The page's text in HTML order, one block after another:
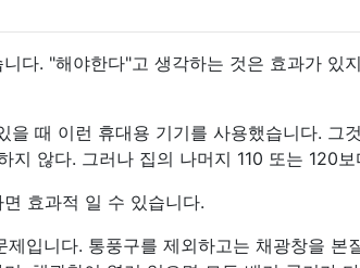
다. "해야한다"고 생각하는 것은 효과가 있
때 이런 휴대용 기기를 사용했습니다. 그
지 않다. 그러나 집의 나머지 110 또는 120보
효과적 일 수 있습니다.
입니다. 통풍구를 제외하고는 채광창을 본